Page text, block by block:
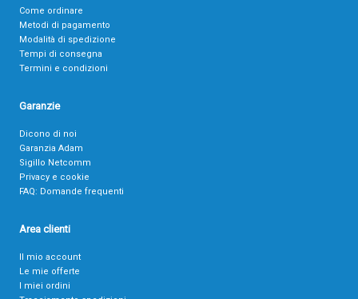
Come ordinare
Metodi di pagamento
Modalità di spedizione
Tempi di consegna
Termini e condizioni
Garanzie
Dicono di noi
Garanzia Adam
Sigillo Netcomm
Privacy e cookie
FAQ: Domande frequenti
Area clienti
Il mio account
Le mie offerte
I miei ordini